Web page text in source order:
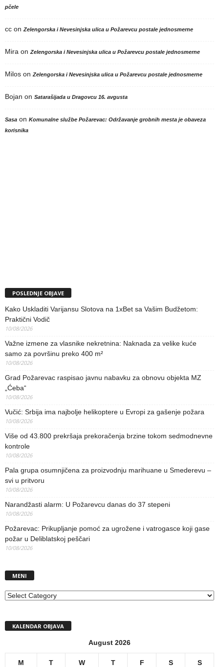
pčele
cc on Zelengorska i Nevesinjska ulica u Požarevcu postale jednosmerne
Mira on Zelengorska i Nevesinjska ulica u Požarevcu postale jednosmerne
Milos on Zelengorska i Nevesinjska ulica u Požarevcu postale jednosmerne
Bojan on Satarašijada u Dragovcu 16. avgusta
Sasa on Komunalne službe Požarevac: Održavanje grobnih mesta je obaveza
korisnika
POSLEDNJE OBJAVE
Kako Uskladiti Varijansu Slotova na 1xBet sa Vašim Budžetom:
Praktični Vodič
10/08/2026
Važne izmene za vlasnike nekretnina: Naknada za velike kuće
samo za površinu preko 400 m²
10/08/2026
Grad Požarevac raspisao javnu nabavku za obnovu objekta MZ
„Ćeba“
10/08/2026
Vučić: Srbija ima najbolje helikoptere u Evropi za gašenje požara
10/08/2026
Više od 43.800 prekršaja prekoračenja brzine tokom sedmodnevne
kontrole
10/08/2026
Pala grupa osumnjičena za proizvodnju marihuane u Smederevu –
svi u pritvoru
10/08/2026
Narandžasti alarm: U Požarevcu danas do 37 stepeni
10/08/2026
Požarevac: Prikupljanje pomoć za ugrožene i vatrogasce koji gase
požar u Deliblatskoj peščari
10/08/2026
MENI
MENI
KALENDAR OBJAVA
August 2026
M T W T F S S